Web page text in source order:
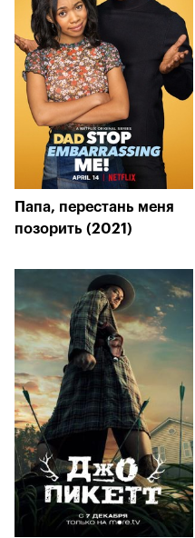
Папа, перестань меня
позорить (2021)